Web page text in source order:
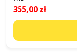
355,00 zł